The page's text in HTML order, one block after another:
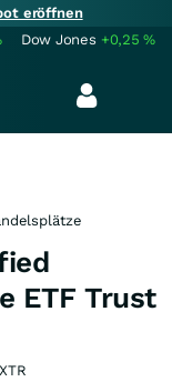
eröffnen
Dow Jones +0,25%
ETF Trust
XTR